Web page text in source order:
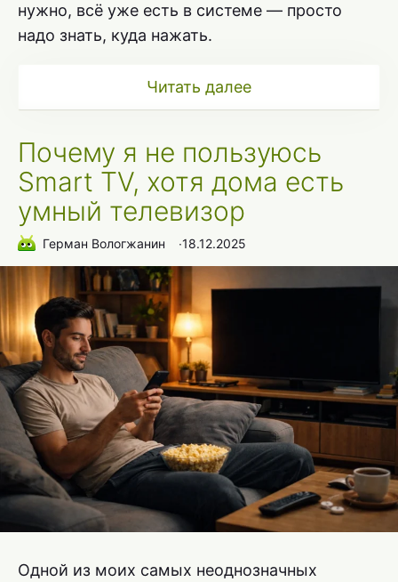
нужно, всё уже есть в системе — просто
надо знать, куда нажать.
Читать далее
Почему я не пользуюсь
Smart TV, хотя дома есть
умный телевизор
Герман Вологжанин ∙18.12.2025
Одной из моих самых неоднозначных